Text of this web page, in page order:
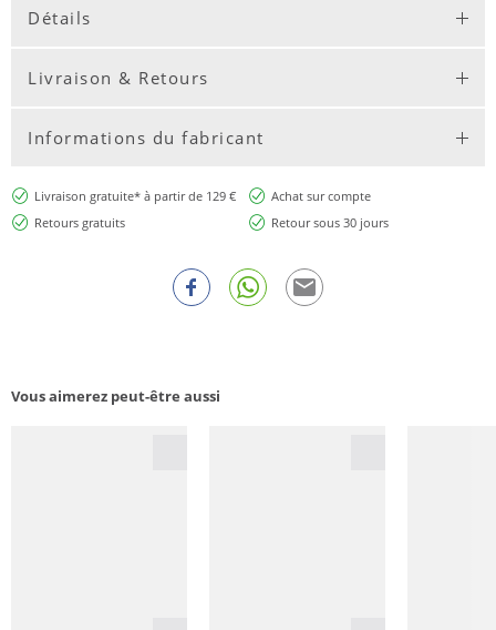
Détails
Livraison & Retours
Informations du fabricant
Livraison gratuite* à partir de 129 €
Achat sur compte
Retours gratuits
Retour sous 30 jours
Vous aimerez peut-être aussi